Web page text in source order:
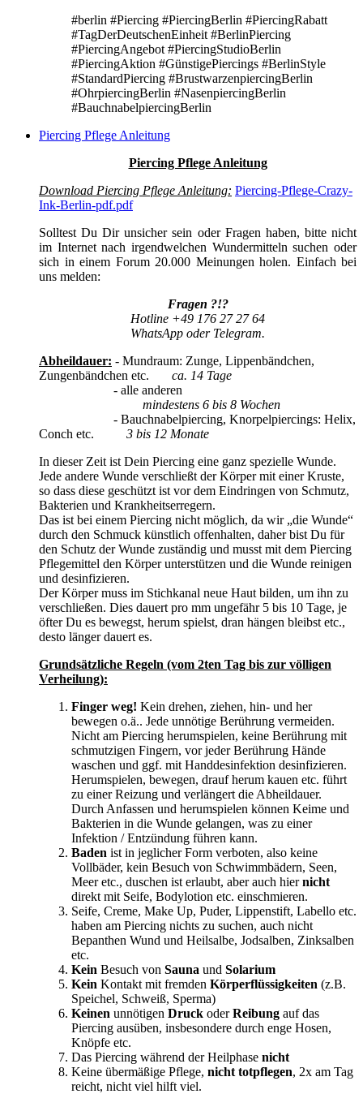
#berlin #Piercing #PiercingBerlin #PiercingRabatt
#TagDerDeutschenEinheit #BerlinPiercing
#PiercingAngebot #PiercingStudioBerlin
#PiercingAktion #GünstigePiercings #BerlinStyle
#StandardPiercing #BrustwarzenpiercingBerlin
#OhrpiercingBerlin #NasenpiercingBerlin
#BauchnabelpiercingBerlin
Piercing Pflege Anleitung
Piercing Pflege Anleitung
Download Piercing Pflege Anleitung: Piercing-Pflege-Crazy-
Ink-Berlin-pdf.pdf
Solltest Du Dir unsicher sein oder Fragen haben, bitte nicht
im Internet nach irgendwelchen Wundermitteln suchen oder
sich in einem Forum 20.000 Meinungen holen. Einfach bei
uns melden:
Fragen ?!?
Hotline +49 176 27 27 64
WhatsApp oder Telegram.
Abheildauer: - Mundraum: Zunge, Lippenbändchen,
Zungenbändchen etc. ca. 14 Tage
- alle anderen
mindestens 6 bis 8 Wochen
- Bauchnabelpiercing, Knorpelpiercings: Helix,
Conch etc. 3 bis 12 Monate
In dieser Zeit ist Dein Piercing eine ganz spezielle Wunde.
Jede andere Wunde verschließt der Körper mit einer Kruste,
so dass diese geschützt ist vor dem Eindringen von Schmutz,
Bakterien und Krankheitserregern.
Das ist bei einem Piercing nicht möglich, da wir „die Wunde“
durch den Schmuck künstlich offenhalten, daher bist Du für
den Schutz der Wunde zuständig und musst mit dem Piercing
Pflegemittel den Körper unterstützen und die Wunde reinigen
und desinfizieren.
Der Körper muss im Stichkanal neue Haut bilden, um ihn zu
verschließen. Dies dauert pro mm ungefähr 5 bis 10 Tage, je
öfter Du es bewegst, herum spielst, dran hängen bleibst etc.,
desto länger dauert es.
Grundsätzliche Regeln (vom 2ten Tag bis zur völligen
Verheilung):
Finger weg! Kein drehen, ziehen, hin- und her
bewegen o.ä.. Jede unnötige Berührung vermeiden.
Nicht am Piercing herumspielen, keine Berührung mit
schmutzigen Fingern, vor jeder Berührung Hände
waschen und ggf. mit Handdesinfektion desinfizieren.
Herumspielen, bewegen, drauf herum kauen etc. führt
zu einer Reizung und verlängert die Abheildauer.
Durch Anfassen und herumspielen können Keime und
Bakterien in die Wunde gelangen, was zu einer
Infektion / Entzündung führen kann.
Baden ist in jeglicher Form verboten, also keine
Vollbäder, kein Besuch von Schwimmbädern, Seen,
Meer etc., duschen ist erlaubt, aber auch hiernicht
direkt mit Seife, Bodylotion etc. einschmieren.
Seife, Creme, Make Up, Puder, Lippenstift, Labello etc.
haben am Piercing nichts zu suchen, auch nicht
Bepanthen Wund und Heilsalbe, Jodsalben, Zinksalben
etc.
Kein Besuch von Sauna und Solarium
Kein Kontakt mit fremden Körperflüssigkeiten (z.B.
Speichel, Schweiß, Sperma)
Keinen unnötigen Druck oderReibung auf das
Piercing ausüben, insbesondere durch enge Hosen,
Knöpfe etc.
Das Piercing während der Heilphase nicht
Keine übermäßige Pflege, nicht totpflegen, 2x am Tag
reicht, nicht viel hilft viel.